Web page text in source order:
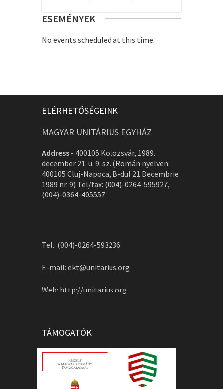
ESEMÉNYEK
No events scheduled at this time.
ELÉRHETŐSÉGEINK
MAGYAR UNITÁRIUS EGYHÁZ
Address - 400105 Kolozsvár, 1989.
december 21. u. 9. sz. (Román nyelven:
400105 Cluj-Napoca, B-dul 21 Decembrie
1989 nr. 9) Tel/fax: (004)-0264-595927,
(004)-0364-405557
Tel.: (004)-0264-593236
E-mail: ekt@unitarius.org
Web: http://unitarius.org
TÁMOGATÓK